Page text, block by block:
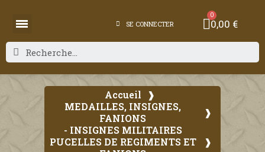
SE CONNECTER 0,00 €
Accueil
MEDAILLES, INSIGNES,
FANIONS
- INSIGNES MILITAIRES
PUCELLES DE REGIMENTS ET